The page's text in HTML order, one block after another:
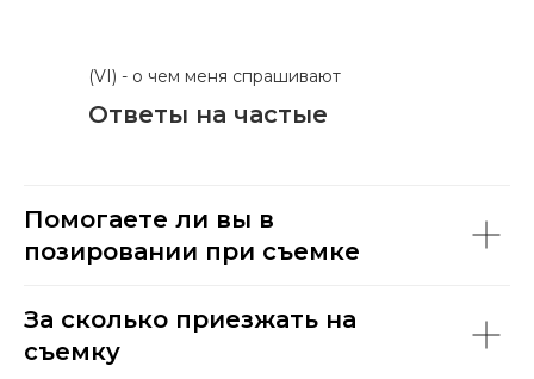
(VI) - о чем меня спрашивают
Ответы на частые
Помогаете ли вы в
позировании при съемке
За сколько приезжать на
съемку